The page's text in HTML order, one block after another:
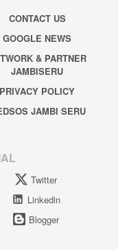
CONTACT US
GOOGLE NEWS
& PARTNER
JAMBISERU
PRIVACY POLICY
JAMBI SERU
Twitter
Linkedin
Blogger